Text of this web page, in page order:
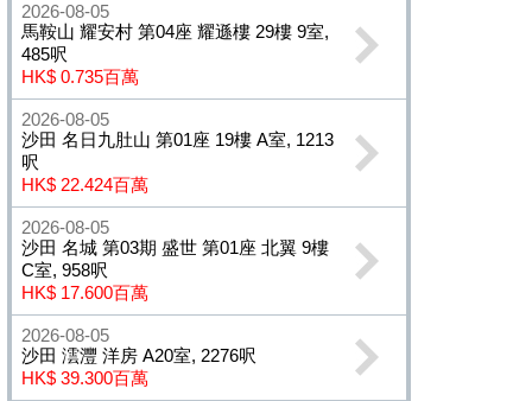
2026-08-05
馬鞍山 耀安村 第04座 耀遜樓 29樓 9室,
485呎
HK$ 0.735百萬
2026-08-05
沙田 名日九肚山 第01座 19樓 A室, 1213
呎
HK$ 22.424百萬
2026-08-05
沙田 名城 第03期 盛世 第01座 北翼 9樓
C室, 958呎
HK$ 17.600百萬
2026-08-05
沙田 澐灃 洋房 A20室, 2276呎
HK$ 39.300百萬